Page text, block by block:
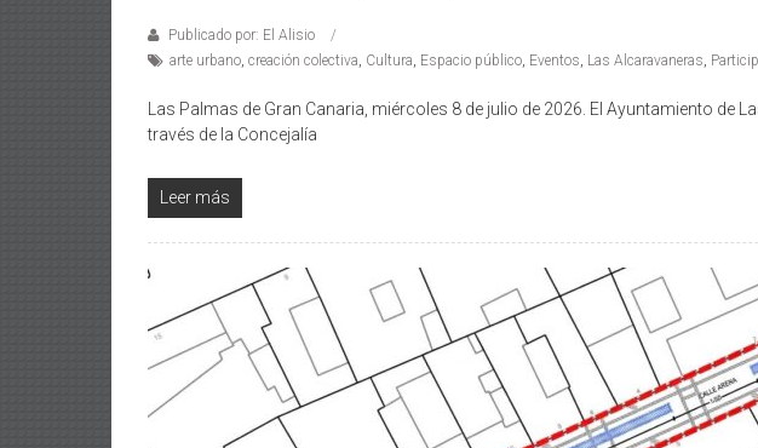
Publicado por: El Alisio
arte urbano, creación colectiva, Cultura, Espacio público, Eventos, Las Alcaravaneras,
Las Palmas de Gran Canaria, miércoles 8 de julio de 2026. El Ayuntamiento de
través de la Concejalía
Leer más